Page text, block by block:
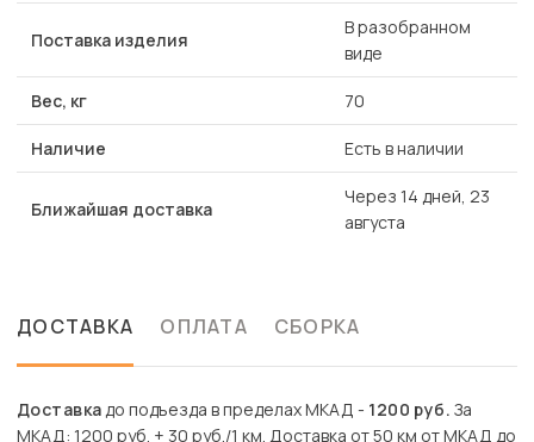
Поставка изделия
В разобранном
виде
Вес, кг 70
Наличие Есть в наличии
Ближайшая доставка
Через 14 дней, 23
августа
ДОСТАВКА ОПЛАТА СБОРКА
Доставкадо подъезда в пределах МКАД - 1200 руб. За
МКАД: 1200 руб. + 30 руб./1 км. Доставка от 50 км от МКАД до